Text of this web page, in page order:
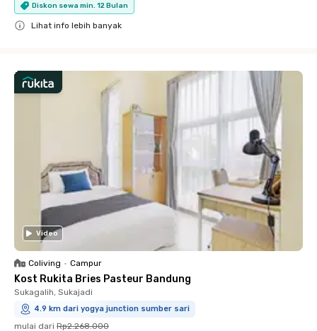
Diskon sewa min. 12 Bulan
Lihat info lebih banyak
Video
Coliving • Campur
Kost Rukita Bries Pasteur Bandung
Sukagalih, Sukajadi
4.9 km dari yogya junction sumber sari
mulai dari Rp2.268.000